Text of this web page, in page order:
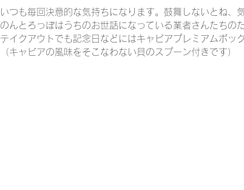
いつも毎回決意的な気持ちになります。鼓舞しないとね、
のんとろっぽはうちのお世話になっている業者さんたちの
テイクアウトでも記念日などにはキャビアプレミアムボッ
（キャビアの風味をそこなわない貝のスプーン付きです）